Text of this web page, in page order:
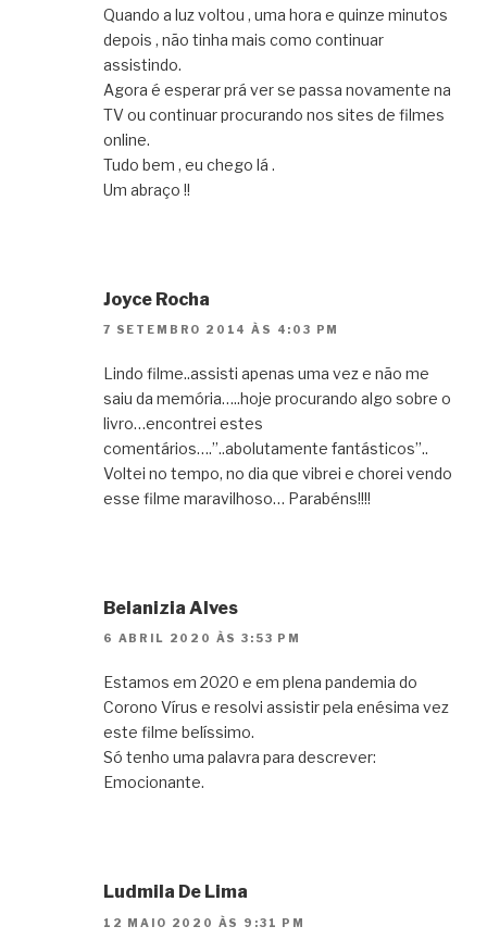
Quando a luz voltou , uma hora e quinze minutos
depois , não tinha mais como continuar
assistindo.
Agora é esperar prá ver se passa novamente na
TV ou continuar procurando nos sites de filmes
online.
Tudo bem , eu chego lá .
Um abraço !!
Joyce Rocha
7 SETEMBRO 2014 ÀS 4:03 PM
Lindo filme..assisti apenas uma vez e não me
saiu da memória…..hoje procurando algo sobre o
livro…encontrei estes
comentários….”..abolutamente fantásticos”..
Voltei no tempo, no dia que vibrei e chorei vendo
esse filme maravilhoso… Parabéns!!!!
Belanizia Alves
6 ABRIL 2020 ÀS 3:53 PM
Estamos em 2020 e em plena pandemia do
Corono Vírus e resolvi assistir pela enésima vez
este filme belíssimo.
Só tenho uma palavra para descrever:
Emocionante.
Ludmila De Lima
12 MAIO 2020 ÀS 9:31 PM